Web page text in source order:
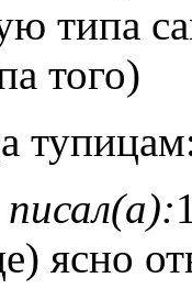
типа
того)
ясно